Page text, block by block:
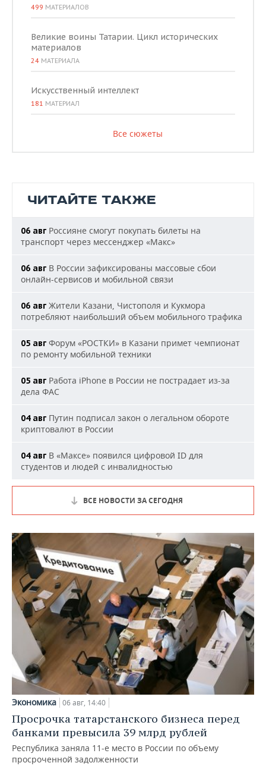
499 МАТЕРИАЛОВ
Великие воины Татарии. Цикл исторических
материалов
24 МАТЕРИАЛА
Искусственный интеллект
181 МАТЕРИАЛ
Все сюжеты
ЧИТАЙТЕ ТАКЖЕ
06 авг Россияне смогут покупать билеты на
транспорт через мессенджер «Макс»
06 авг В России зафиксированы массовые сбои
онлайн-сервисов и мобильной связи
06 авг Жители Казани, Чистополя и Кукмора
потребляют наибольший объем мобильного трафика
05 авг Форум «РОСТКИ» в Казани примет чемпионат
по ремонту мобильной техники
05 авг Работа iPhone в России не пострадает из-за
дела ФАС
04 авг Путин подписал закон о легальном обороте
криптовалют в России
04 авг В «Максе» появился цифровой ID для
студентов и людей с инвалидностью
ВСЕ НОВОСТИ ЗА СЕГОДНЯ
Экономика 06 авг, 14:40
Просрочка татарстанского бизнеса перед
банками превысила 39 млрд рублей
Республика заняла 11-е место в России по объему
просроченной задолженности